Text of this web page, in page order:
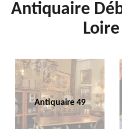
Antiquaire
Antiquaire 49